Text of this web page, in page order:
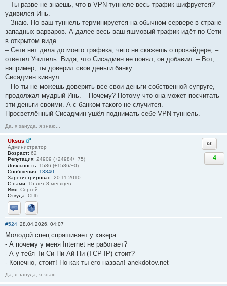
– Ты разве не знаешь, что в VPN-туннеле весь трафик шифруется? –
удивился Инь.
– Знаю. Но ваш туннель терминируется на обычном сервере в стране
западных варваров. А далее весь ваш яшмовый трафик идёт по Сети
в открытом виде.
– Сети нет дела до моего трафика, чего не скажешь о провайдере, –
ответил Учитель. Видя, что Сисадмин не понял, он добавил. – Вот,
например, ты доверил свои деньги банку.
Сисадмин кивнул.
– Но ты не можешь доверить все свои деньги собственной супруге, –
продолжал мудрый Инь. – Почему? Потому что она может посчитать
эти деньги своими. А с банком такого не случится.
Просветлённый Сисадмин ушёл поднимать себе VPN-туннель.
Да, я зануда, я знаю...
Uksus
Администратор
Возраст: 62
Репутация: 24909 (+24984/−75)
Лояльность: 1586 (+1586/−0)
Сообщения: 13340
Зарегистрирован: 20.11.2010
С нами: 15 лет 8 месяцев
Имя: Сергей
Откуда: СПб
Отправить личное сообщение
Сайт
4
#524 28.04.2026, 04:07
Молодой спец спрашивает у хакера:
- А почему у меня Internet не работает?
- А у тебя Ти-Си-Пи-Ай-Пи (TCP-IP) стоит?
- Конечно, стоит! Но как ты его назвал! anekdotov.net
Да, я зануда, я знаю...